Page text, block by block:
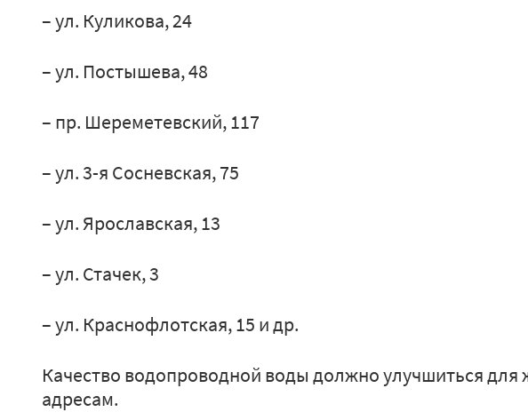
– ул. Куликова, 24
– ул. Постышева, 48
– пр. Шереметевский, 117
– ул. 3-я Сосневская, 75
– ул. Ярославская, 13
– ул. Стачек, 3
– ул. Краснофлотская, 15 и др.
Качество водопроводной воды должно улучшиться для
адресам.